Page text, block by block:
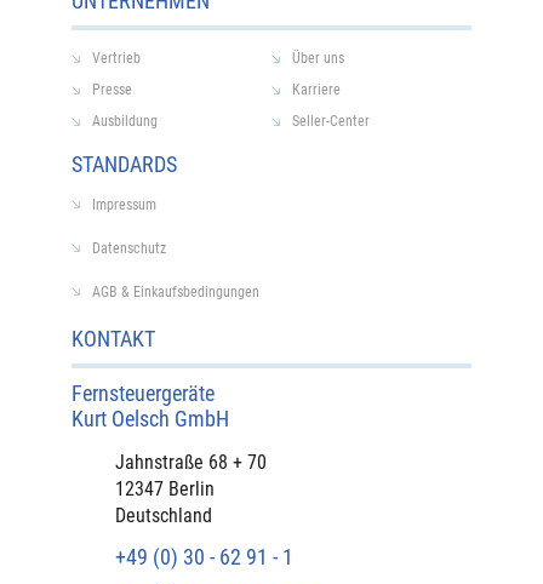
KONTAKT
Fernsteuergeräte
Kurt Oelsch GmbH​
​Jahnstraße 68 + 70
12347 Berlin
Deutschland
+49 (0) 30 - 62 91 - 1
Vertrieb
Über uns
Presse
Karriere
Ausbildung
Seller-Center
STANDARDS
Impressum
Datenschutz
AGB & Einkaufsbedingungen